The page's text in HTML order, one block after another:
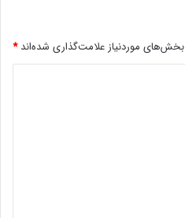
بخش‌های موردنیاز علامت‌گذاری شده‌اند*